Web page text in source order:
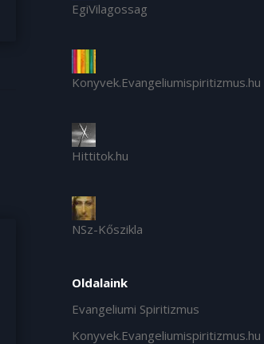
EgiVilagossag
Konyvek.Evangeliumispiritizmus.hu
Hittitok.hu
NSz-Kőszikla
Oldalaink
Evangeliumi Spiritizmus
Konyvek.Evangeliumispiritizmus.hu